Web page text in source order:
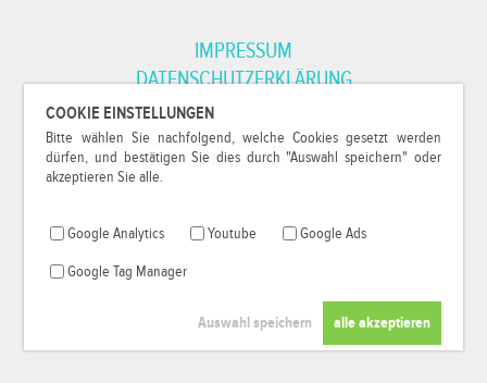
COOKIE EINSTELLUNGEN
Bitte wählen Sie nachfolgend, welche Cookies gesetzt werden
dürfen, und bestätigen Sie dies durch "Auswahl speichern" oder
akzeptieren Sie alle.
Google Analytics Youtube Google Ads
Google Tag Manager
IMPRESSUM
DATENSCHUTZERKLÄRUNG
*Alle Preise inkl. MwSt. und zzgl.Versandkosten
© 2000-2026 79Pixel, alle Rechte vorbehalten.